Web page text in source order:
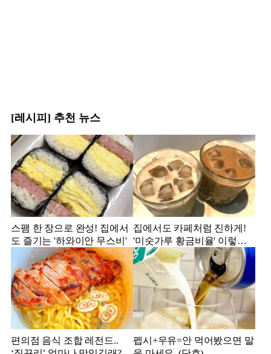
[레시피] 추천 뉴스
스팸 한 장으로 완성! 집에서
도 즐기는 '하와이안 무스비'
집에서도 카페처럼 진하게!
'미숫가루 황금비율' 이렇게
만 해보세요!
편의점 음식 조합 레전드..
펩시+우유=안 먹어봤으면 말